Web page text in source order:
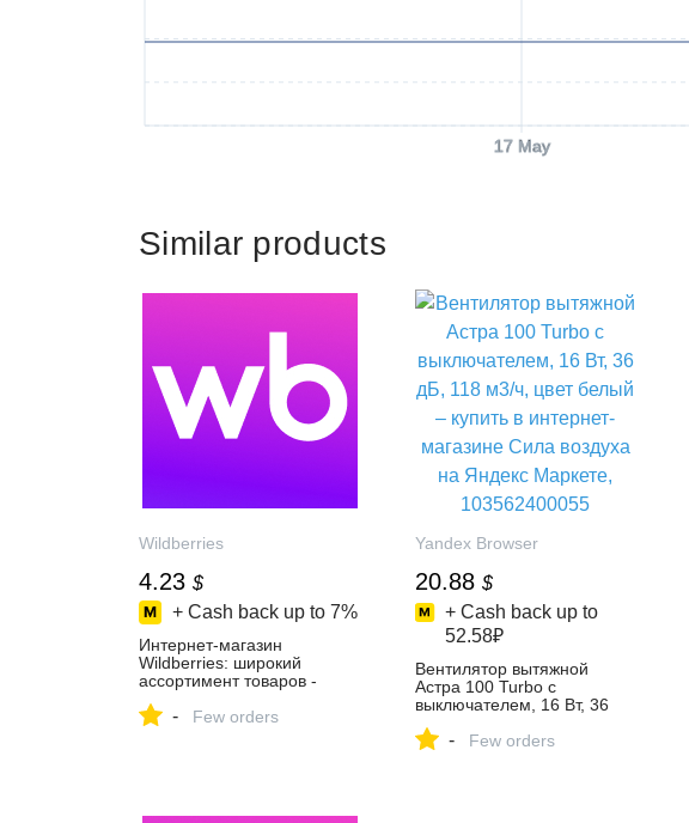
17 May
Similar products
Wildberries
4.23 $
+ Cash back up to 7%
Интернет‑магазин
Wildberries: широкий
ассортимент товаров -
- Few orders
Yandex Browser
20.88 $
+ Cash back up to
52.58₽
Вентилятор вытяжной
Астра 100 Turbo с
выключателем, 16 Вт, 36
купить в интернет-магазине
- Few orders